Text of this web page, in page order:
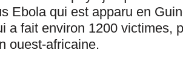
Ebola qui est apparu en
a fait environ 1200 victimes,
ouest-africaine.